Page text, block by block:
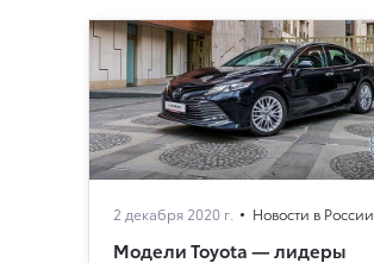
2 декабря 2020 г. Новости в России
Модели Toyota — лидеры